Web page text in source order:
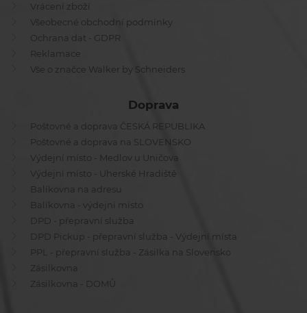
Vrácení zboží
Všeobecné obchodní podmínky
Ochrana dat - GDPR
Reklamace
Vše o značce Walker by Schneiders
Doprava
Poštovné a doprava ČESKÁ REPUBLIKA
Poštovné a doprava na SLOVENSKO
Výdejní místo - Medlov u Uničova
Výdejní místo - Uherské Hradiště
Balíkovna na adresu
Balíkovna - výdejní místo
DPD - přepravní služba
DPD Pickup - přepravní služba - Výdejní místa
PPL - přepravní služba - Zásilka na Slovensko
Zásilkovna
Zásilkovna - DOMŮ